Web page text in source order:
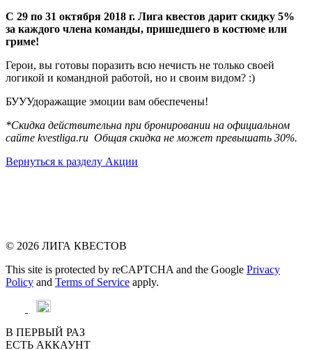
С 29 по 31 октября 2018 г. Лига квестов дарит скидку 5%
за каждого члена команды, пришедшего в костюме или
гриме!
Герои, вы готовы поразить всю нечисть не только своей
логикой и командной работой, но и своим видом? :)
БУУУдоражащие эмоции вам обеспечены!
*Скидка действительна при бронировании на официальном
сайте kvestliga.ru Общая скидка не может превышать 30%.
Вернуться к разделу Акции
© 2026 ЛИГА КВЕСТОВ
This site is protected by reCAPTCHA and the Google Privacy
Policy and Terms of Service apply.
В ПЕРВЫЙ РАЗ
ЕСТЬ АККАУНТ